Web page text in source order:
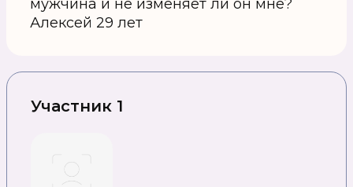
мужчина и не изменяет ли он мне?
Алексей 29 лет
Участник 1